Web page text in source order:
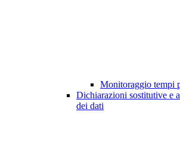
Monitoraggio tempi
Dichiarazioni sostitutive e
dei dati